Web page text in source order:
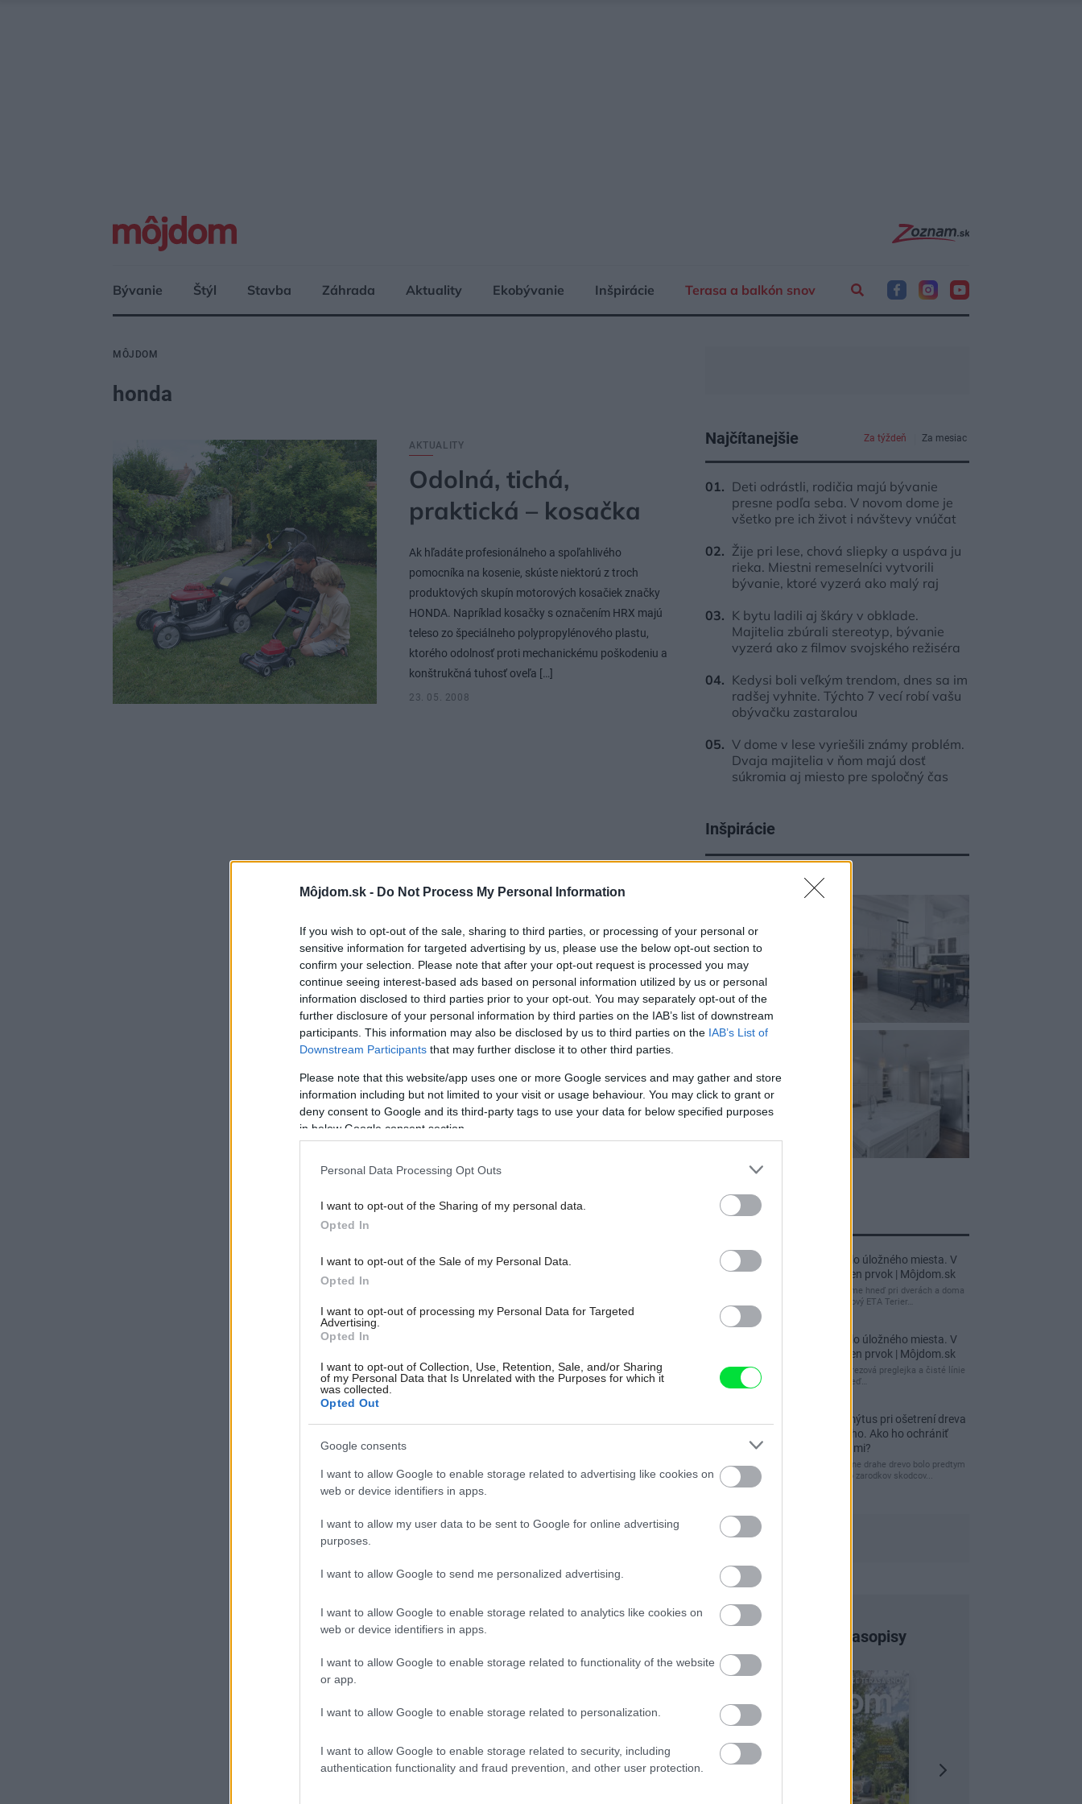
Môjdom.sk - Do Not Process My Personal Information
If you wish to opt-out of the sale, sharing to third parties, or processing of your personal or
sensitive information for targeted advertising by us, please use the below opt-out section to
confirm your selection. Please note that after your opt-out request is processed you may
continue seeing interest-based ads based on personal information utilized by us or personal
information disclosed to third parties prior to your opt-out. You may separately opt-out of the
further disclosure of your personal information by third parties on the IAB’s list of downstream
participants. This information may also be disclosed by us to third parties on the IAB’s List of
Downstream Participants that may further disclose it to other third parties.
Please note that this website/app uses one or more Google services and may gather and store
information including but not limited to your visit or usage behaviour. You may click to grant or
deny consent to Google and its third-party tags to use your data for below specified purposes
in below Google consent section.
Personal Data Processing Opt Outs
I want to opt-out of the Sharing of my personal data.
Opted In
I want to opt-out of the Sale of my Personal Data.
Opted In
I want to opt-out of processing my Personal Data for Targeted
Advertising.
Opted In
I want to opt-out of Collection, Use, Retention, Sale, and/or Sharing
of my Personal Data that Is Unrelated with the Purposes for which it
was collected.
Opted Out
Google consents
I want to allow Google to enable storage related to advertising like cookies on
web or device identifiers in apps.
I want to allow my user data to be sent to Google for online advertising
purposes.
I want to allow Google to send me personalized advertising.
I want to allow Google to enable storage related to analytics like cookies on
web or device identifiers in apps.
I want to allow Google to enable storage related to functionality of the website
or app.
I want to allow Google to enable storage related to personalization.
I want to allow Google to enable storage related to security, including
authentication functionality and fraud prevention, and other user protection.
Bývanie Štýl Stavba Záhrada Aktuality Ekobývanie Inšpirácie Terasa a balkón snov
MÔJDOM
honda
AKTUALITY
Odolná, tichá,
praktická – kosačka
Ak hľadáte profesionálneho a spoľahlivého
pomocníka na kosenie, skúste niektorú z troch
produktových skupín motorových kosačiek značky
HONDA. Napríklad kosačky s označením HRX majú
teleso zo špeciálneho polypropylénového plastu,
ktorého odolnosť proti mechanickému poškodeniu a
konštrukčná tuhosť oveľa […]
23. 05. 2008
Najčítanejšie Za týždeň Za mesiac
Deti odrástli, rodičia majú bývanie
presne podľa seba. V novom dome je
všetko pre ich život i návštevy vnúčat
Žije pri lese, chová sliepky a uspáva ju
rieka. Miestni remeselníci vytvorili
bývanie, ktoré vyzerá ako malý raj
K bytu ladili aj škáry v obklade.
Majitelia zbúrali stereotyp, bývanie
vyzerá ako z filmov svojského režiséra
Kedysi boli veľkým trendom, dnes sa im
radšej vyhnite. Týchto 7 vecí robí vašu
obývačku zastaralou
V dome v lese vyriešili známy problém.
Dvaja majitelia v ňom majú dosť
súkromia aj miesto pre spoločný čas
Inšpirácie
biela
Najnovšie príspevky
Re: Takto sa rieši málo úložného miesta. V
tomto byte stačil jeden prvok | Môjdom.sk
My napríklad labky utierame hneď pri dverách a doma
pred dvere používame tyčový ETA Terier…
Re: Takto sa rieši málo úložného miesta. V
tomto byte stačil jeden prvok | Môjdom.sk
Dizajn je to nádherný, tá brezová preglejka a čisté línie
vyzerajú super. Ale vždy, keď…
Re: Toto je najväčší mýtus pri ošetrení dreva
a môže vás vyjsť draho. Ako ho ochrániť
pred hnitím a škodcami?
clovek by cakal ze vysusene drahe drevo bolo predtym
naparovane aby sa zbavilo zarodkov skodcov...
Najnovšie časopisy